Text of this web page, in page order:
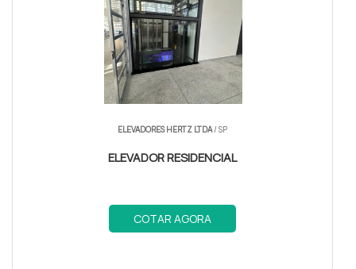
ELEVADORES HERTZ LTDA/ SP
ELEVADOR RESIDENCIAL
COTAR AGORA